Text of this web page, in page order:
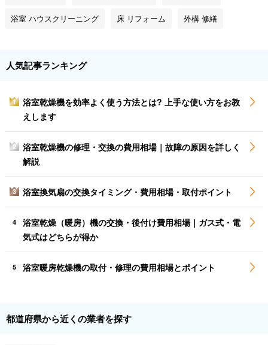
浴室 ハウスクリーニング 床 リフォーム 外構 修繕
人気記事ランキング
1
浴室乾燥機を効率よく使う方法とは? 上手な使い方をお教
えします
2
浴室乾燥機の修理・交換の費用相場｜故障の原因を詳しく
解説
3 浴室換気扇の交換タイミング・費用相場・取付ポイント
4
浴室乾燥（暖房）機の交換・後付け費用相場｜ガス式・電
気式はどちらが得か
5 浴室暖房乾燥機の取付・修理の費用相場とポイント
都道府県から近くの業者を探す